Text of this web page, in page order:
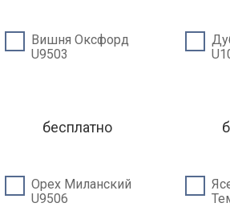
Вишня Оксфорд
U9503
бесплатно
Орех Миланский
U9506